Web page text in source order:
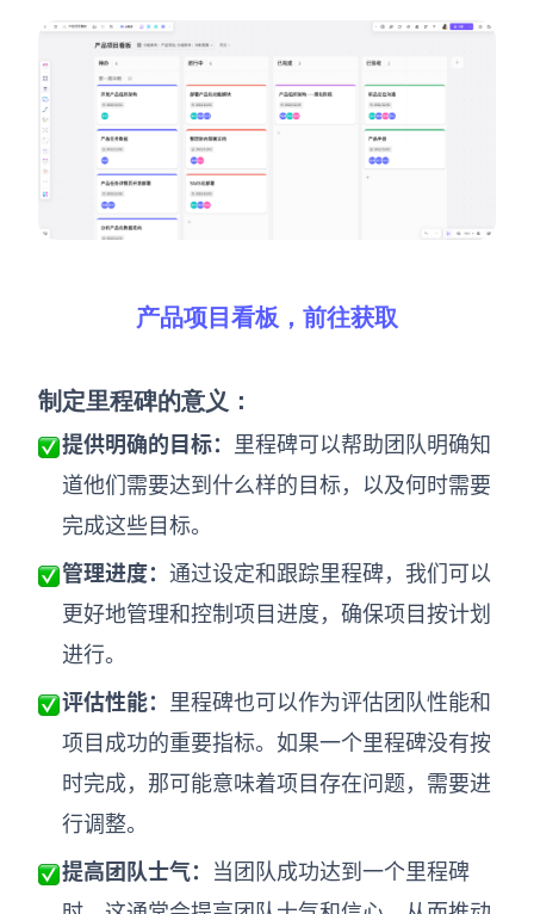
产品项目看板，前往获取
制定里程碑的意义：
提供明确的目标： 里程碑可以帮助团队明确知
道他们需要达到什么样的目标，以及何时需要
完成这些目标。
管理进度： 通过设定和跟踪里程碑，我们可以
更好地管理和控制项目进度，确保项目按计划
进行。
评估性能： 里程碑也可以作为评估团队性能和
项目成功的重要指标。如果一个里程碑没有按
时完成，那可能意味着项目存在问题，需要进
行调整。
提高团队士气： 当团队成功达到一个里程碑